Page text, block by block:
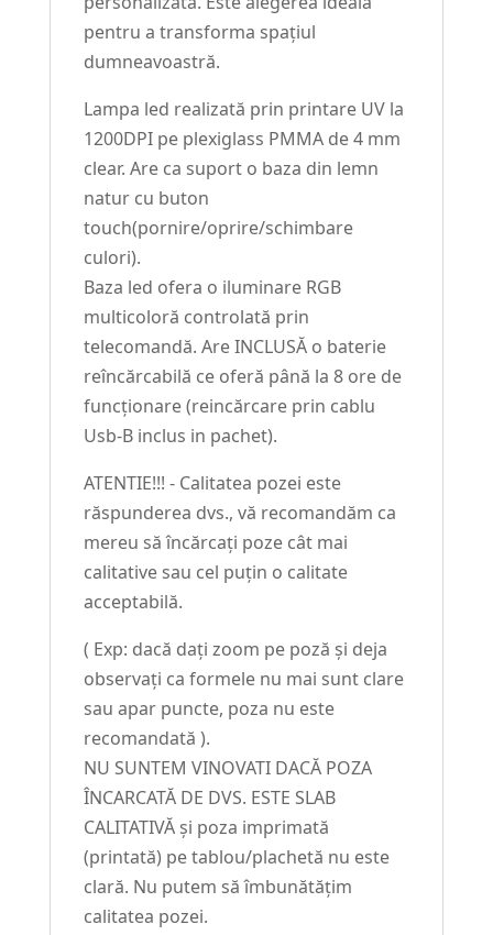
pentru a transforma spațiul
dumneavoastră.
Lampa led realizată prin printare UV la
1200DPI pe plexiglass PMMA de 4 mm
clear. Are ca suport o baza din lemn
natur cu buton
touch(pornire/oprire/schimbare
culori).
Baza led ofera o iluminare RGB
multicoloră controlată prin
telecomandă. Are INCLUSĂ o baterie
reîncărcabilă ce oferă până la 8 ore de
funcționare (reincărcare prin cablu
Usb-B inclus in pachet).
ATENTIE!!! - Calitatea pozei este
răspunderea dvs., vă recomandăm ca
mereu să încărcați poze cât mai
calitative sau cel puțin o calitate
acceptabilă.
( Exp: dacă dați zoom pe poză și deja
observați ca formele nu mai sunt clare
sau apar puncte, poza nu este
recomandată ).
NU SUNTEM VINOVATI DACĂ POZA
ÎNCARCATĂ DE DVS. ESTE SLAB
CALITATIVĂ și poza imprimată
(printată) pe tablou/plachetă nu este
clară. Nu putem să îmbunătățim
calitatea pozei.